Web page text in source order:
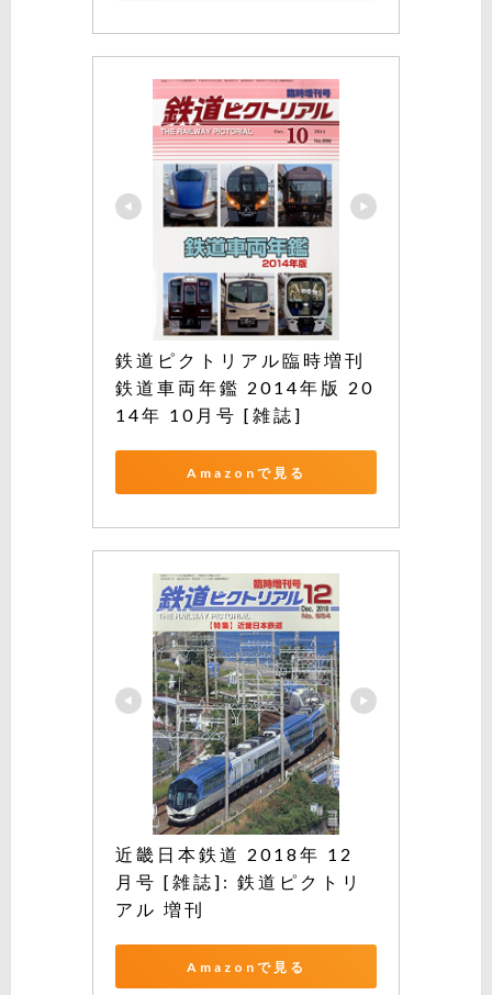
鉄道ピクトリアル臨時増刊
鉄道車両年鑑 2014年版 20
14年 10月号 [雑誌]
Amazonで見る
近畿日本鉄道 2018年 12
月号 [雑誌]: 鉄道ピクトリ
アル 増刊
Amazonで見る